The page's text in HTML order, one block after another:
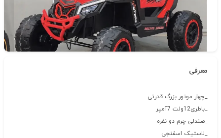
دسته‌بندی ماشین شارژی
شناسه‌ی کالا: 4030
معرفی
_چهار موتور بزرگ قدرتی
_باطری12ولت 7آمپر
_صندلی چرم دو نفره
_لاستیک اسفنجی